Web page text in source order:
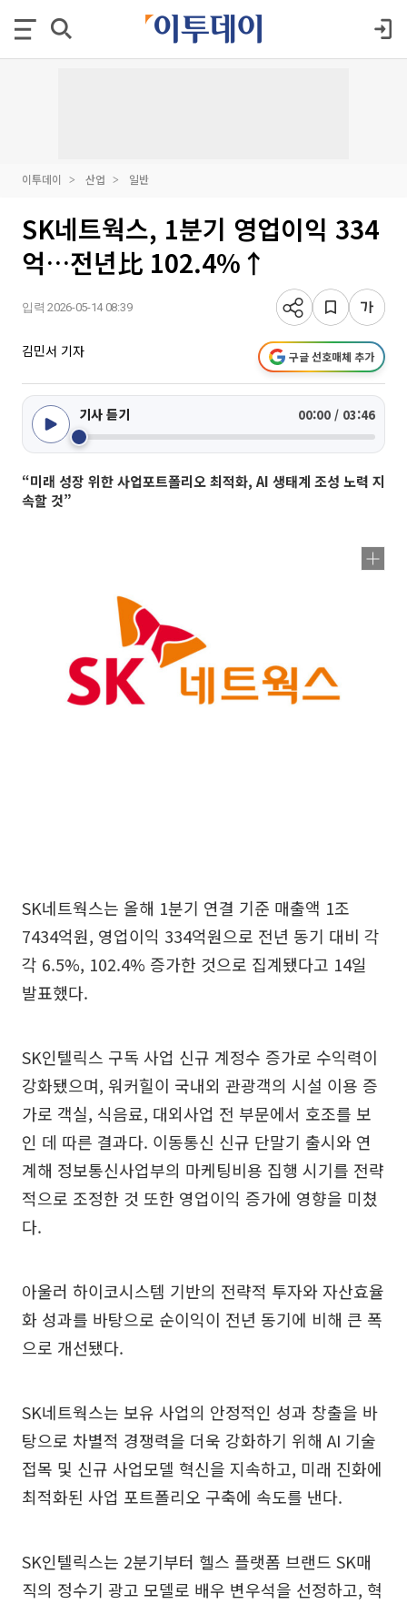
이투데이 산업 일반
SK네트웍스, 1분기 영업이익 334
억…전년比 102.4%↑
입력 2026-05-14 08:39
김민서 기자 구글 선호매체 추가
기사 듣기 00:00 / 03:46
“미래 성장 위한 사업포트폴리오 최적화, AI 생태계 조성 노력 지
속할 것”
SK네트웍스는 올해 1분기 연결 기준 매출액 1조
7434억원, 영업이익 334억원으로 전년 동기 대비 각
각 6.5%, 102.4% 증가한 것으로 집계됐다고 14일
발표했다.
SK인텔릭스 구독 사업 신규 계정수 증가로 수익력이
강화됐으며, 워커힐이 국내외 관광객의 시설 이용 증
가로 객실, 식음료, 대외사업 전 부문에서 호조를 보
인 데 따른 결과다. 이동통신 신규 단말기 출시와 연
계해 정보통신사업부의 마케팅비용 집행 시기를 전략
적으로 조정한 것 또한 영업이익 증가에 영향을 미쳤
다.
아울러 하이코시스템 기반의 전략적 투자와 자산효율
화 성과를 바탕으로 순이익이 전년 동기에 비해 큰 폭
으로 개선됐다.
SK네트웍스는 보유 사업의 안정적인 성과 창출을 바
탕으로 차별적 경쟁력을 더욱 강화하기 위해 AI 기술
접목 및 신규 사업모델 혁신을 지속하고, 미래 진화에
최적화된 사업 포트폴리오 구축에 속도를 낸다.
SK인텔릭스는 2분기부터 헬스 플랫폼 브랜드 SK매
직의 정수기 광고 모델로 배우 변우석을 선정하고, 혁